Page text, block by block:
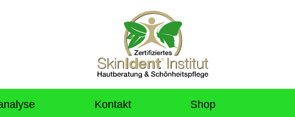
Kontakt Shop